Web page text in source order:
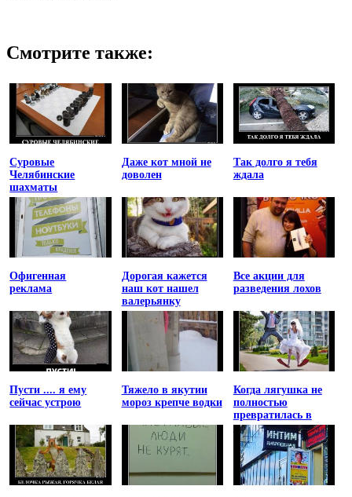
Смотрите также:
Суровые
Челябинские
шахматы
Даже кот мной не
доволен
Так долго я тебя
ждала
Офигенная
реклама
Дорогая кажется
наш кот нашел
валерьянку
Все акции для
разведения лохов
Пусти .... я ему
сейчас устрою
Тяжело в якутии
мороз крепче водки
Когда лягушка не
полностью
превратилась в
принцессу